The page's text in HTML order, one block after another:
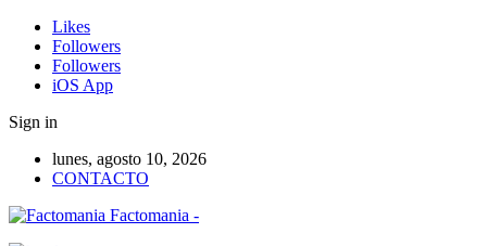
Likes
Followers
Followers
iOS App
Sign in
lunes, agosto 10, 2026
CONTACTO
Factomania -